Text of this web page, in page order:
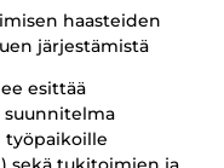
haasteiden
järjestämistä
esittää
työpaikoille